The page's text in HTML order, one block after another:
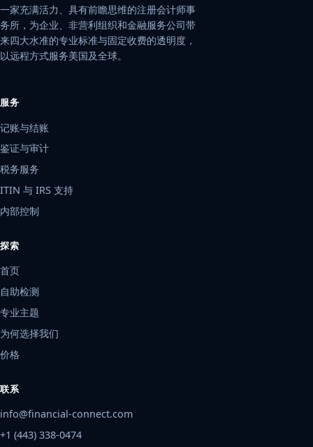
一家充满活力、具有前瞻思维的注册会计师事
务所，为企业、非营利组织和金融服务公司带
来四大水准的专业标准与固定收费的透明度，
以远程方式服务美国及全球。
服务
记账与结账
鉴证与审计
税务服务
ITIN 与 IRS 支持
内部控制
探索
首页
自助检测
专业主题
为何选择我们
价格
联系
info@financial-connect.com
+1 (443) 338-0474